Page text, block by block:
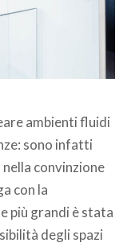
ambienti fluidi
sono infatti
convinzione
con la
più grandi è stata
degli spazi